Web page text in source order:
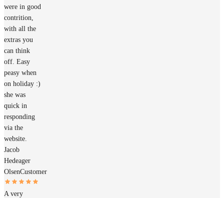
were in good
contrition,
with all the
extras you
can think
off. Easy
peasy when
on holiday :)
she was
quick in
responding
via the
website.
Jacob
Hedeager
OlsenCustomer
A very